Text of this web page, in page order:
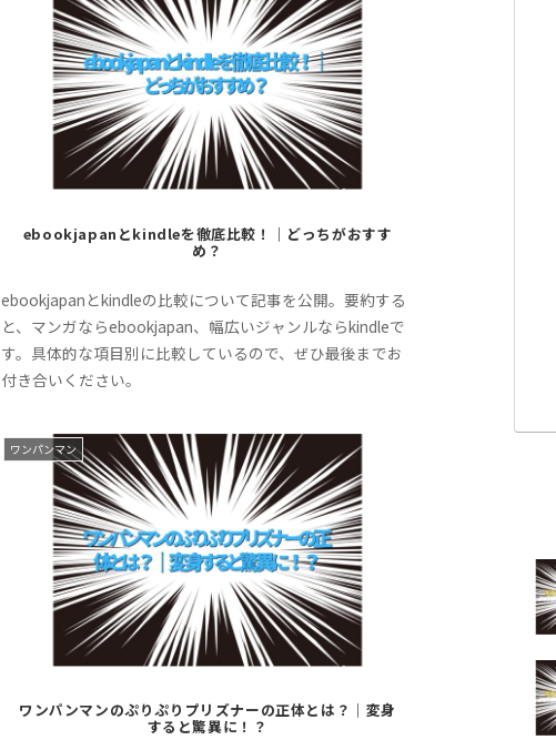
ebookjapanとkindleを徹底比較！｜どっちがおすす
め？
ebookjapanとkindleの比較について記事を公開。要約する
と、マンガならebookjapan、幅広いジャンルならkindleで
す。具体的な項目別に比較しているので、ぜひ最後までお
付き合いください。
ワンパンマン
ワンパンマンのぷりぷりプリズナーの正体とは？｜変身
すると驚異に！？